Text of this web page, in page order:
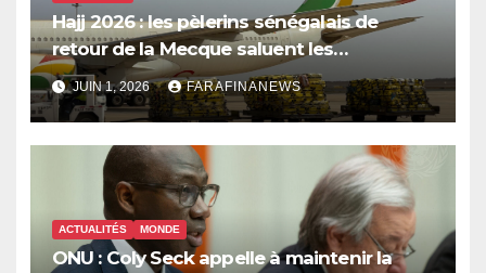
Hajj 2026 : les pèlerins sénégalais de
retour de la Mecque saluent les
innovations d’Air Sénégal SA
JUIN 1, 2026 FARAFINANEWS
ACTUALITÉS MONDE
ONU : Coly Seck appelle à maintenir la